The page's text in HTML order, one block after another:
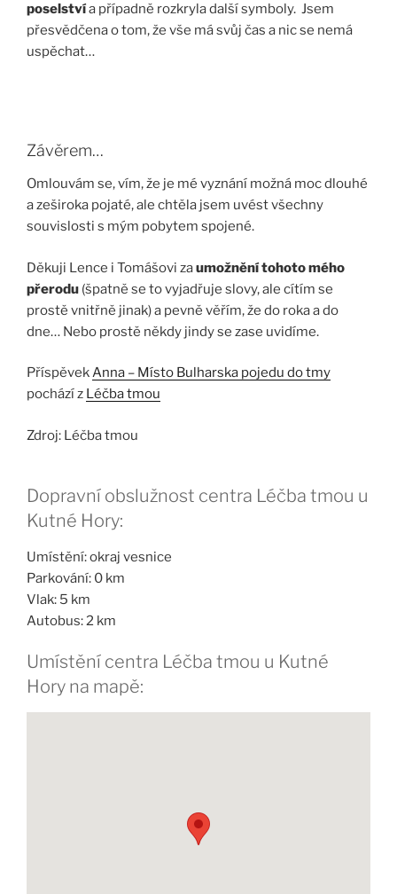
poselstvía případně rozkryla další symboly. Jsem
přesvědčena o tom, že vše má svůj čas a nic se nemá
uspěchat…
Závěrem…
Omlouvám se, vím, že je mé vyznání možná moc dlouhé
a zeširoka pojaté, ale chtěla jsem uvést všechny
souvislosti s mým pobytem spojené.
Děkuji Lence i Tomášovi zaumožnění tohoto mého
přerodu (špatně se to vyjadřuje slovy, ale cítím se
prostě vnitřně jinak) a pevně věřím, že do roka a do
dne… Nebo prostě někdy jindy se zase uvidíme.
PříspěvekAnna – Místo Bulharska pojedu do tmy
pochází z Léčba tmou
Zdroj: Léčba tmou
Dopravní obslužnost centra Léčba tmou u
Kutné Hory:
Umístění: okraj vesnice
Parkování: 0 km
Vlak: 5 km
Autobus: 2 km
Umístění centra Léčba tmou u Kutné
Hory na mapě: